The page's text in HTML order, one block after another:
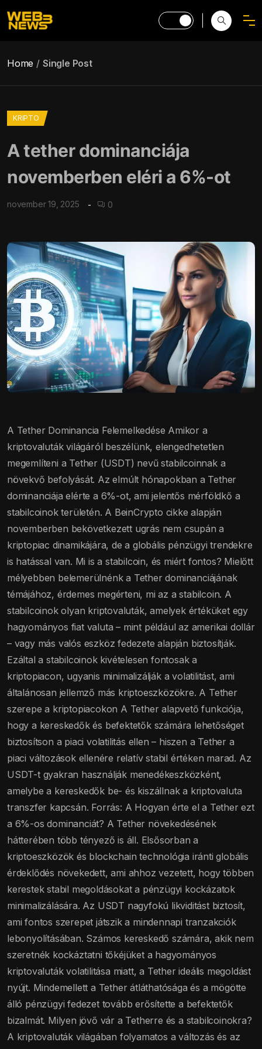
Home Single Post
KRIPTO
A tether dominanciája
novemberben eléri a 6%-ot
november 19, 2025 0
A Tether Dominancia Felemelkedése Amikor a
kriptovaluták világáról beszélünk, elengedhetetlen
megemlíteni a Tether (USDT) nevű stabilcoinnak a
növekvő befolyását. Az elmúlt hónapokban a Tether
dominanciája elérte a 6%-ot, ami jelentős mérföldkő a
stabilcoinok területén. A BeinCrypto cikke alapján
novemberben bekövetkezett ugrás nem csupán a
kriptopiac dinamikájára, de a globális pénzügyi trendekre
is hatással van. Mi is a stabilcoin, és miért fontos? Mielőtt
mélyebben belemerülnénk a Tether dominanciájának
témájához, érdemes megérteni, mi az a stabilcoin. A
stabilcoinok olyan kriptovaluták, amelyek értéküket egy
hagyományos fiat valuta – mint például az amerikai dollár
– vagy más valós eszköz fedezete alapján biztosítják.
Ezáltal a stabilcoinok kivételesen fontosak a
kriptopiacon, ugyanis minimalizálják a volatilitást, ami
általánosan jellemző más kriptoeszközökre. A Tether
szerepe a kriptopiacokon A Tether alapvető funkciója,
hogy a kereskedők és befektetők számára lehetőséget
biztosítson a piaci volatilitás ellen – hiszen a Tether a
piaci változások ellenére relatív stabil értéken marad. Az
USDT-t gyakran használják menedékeszközként,
amelybe a kereskedők be- és kiszállnak a kriptovaluta
transzfer kapcsán. Forrás: A Hogyan érte el a Tether ezt
a 6%-os dominanciát? A Tether növekedésének
hátterében több tényező is áll. Elsősorban a
kriptoeszközök és blockchain technológia iránti globális
érdeklődés növekedett, ami ahhoz vezetett, hogy többen
kerestek stabil megoldásokat a pénzügyi kockázatok
minimalizálására. Az USDT nagyfokú likviditást biztosít,
ami fontos szerepet játszik a mindennapi tranzakciók
lebonyolításában. Számos kereskedő számára, akik nem
szeretnék kockáztatni tőkéjüket a hagyományos
kriptovaluták volatilitása miatt, a Tether ideális megoldást
nyújt. Mindemellett a Tether átláthatósága és a mögötte
álló pénzügyi fedezet tovább erősítette a befektetők
bizalmát. Milyen jövő vár a Tetherre és a stabilcoinokra?
A kriptovaluták világában folyamatos a változás és az